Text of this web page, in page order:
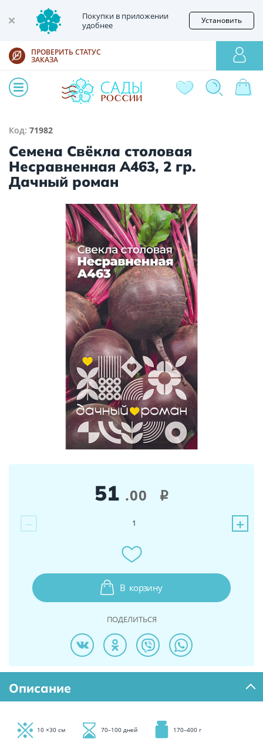
Покупки в приложении
удобнее
Установить
ПРОВЕРИТЬ СТАТУС
ЗАКАЗА
Код: 71982
Семена Свёкла столовая
Несравненная А463, 2 гр.
Дачный роман
51 .00 i
− +
1
В корзину
ПОДЕЛИТЬСЯ
Описание
10 ×30 см 70–100 дней 170–400 г